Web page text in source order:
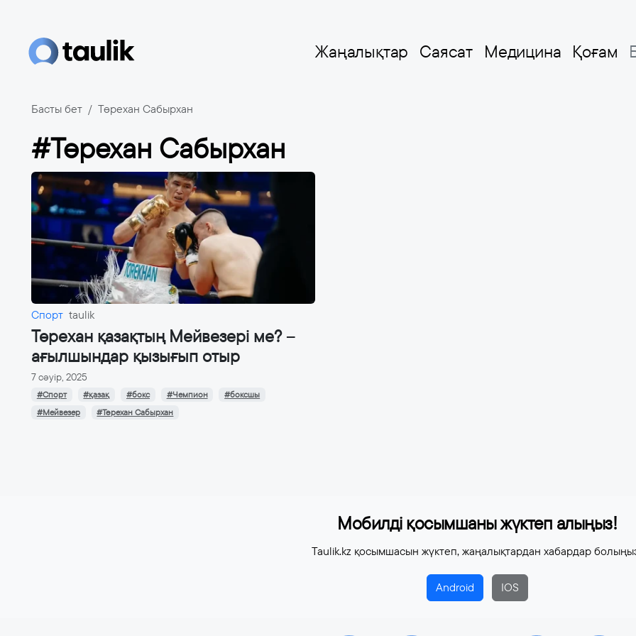
Жаңалықтар Саясат Медицина Қоғам
Басты бет Төрехан Сабырхан
#Төрехан Сабырхан
Спорт taulik
Төрехан қазақтың Мейвезері ме? –
ағылшындар қызығып отыр
7 сәуір, 2025
#Спорт #қазақ #бокс #Чемпион
#боксшы
#Мейвезер
#Төрехан Сабырхан
Мобилді қосымшаны жүктеп алыңыз!
Taulik.kz қосымшасын жүктеп, жаңалықтардан хабардар
Android IOS